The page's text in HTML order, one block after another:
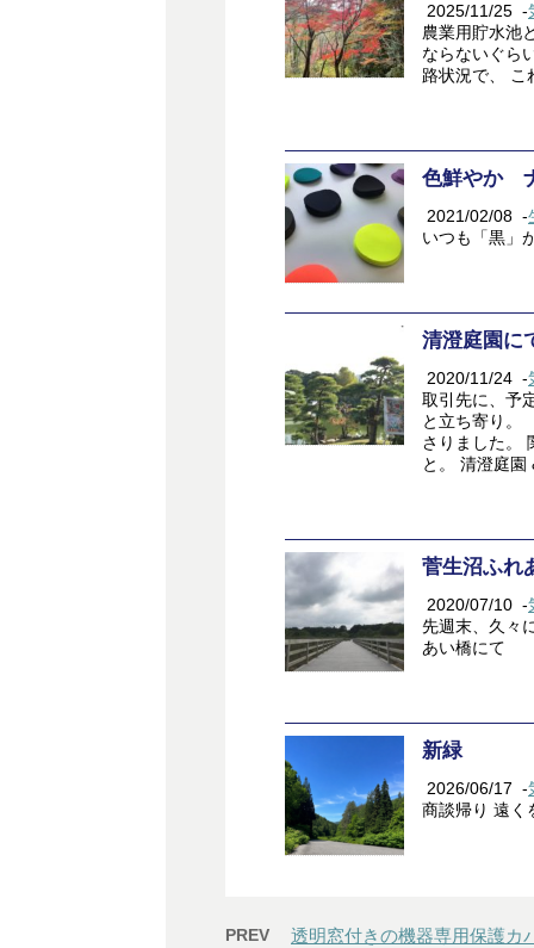
2025/11/25 -
農業用貯水池
ならないぐら
路状況で、 こ
色鮮やか
2021/02/08 -
いつも「黒」
清澄庭園に
2020/11/24 -
取引先に、予
と立ち寄り。
さりました。
と。 清澄庭
菅生沼ふれ
2020/07/10 -
先週末、久々
あい橋にて
新緑
2026/06/17 -
商談帰り 遠
PREV 透明窓付きの機器専用保護カ